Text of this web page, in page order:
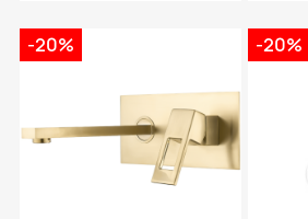
-20% -20%